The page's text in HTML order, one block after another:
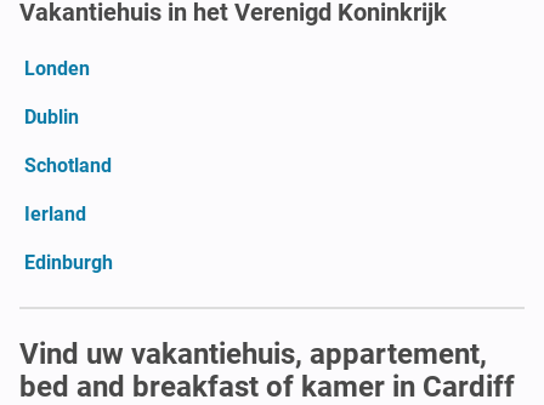
Vakantiehuis in het Verenigd Koninkrijk
Londen
Dublin
Schotland
Ierland
Edinburgh
Vind uw vakantiehuis, appartement,
bed and breakfast of kamer in Cardiff